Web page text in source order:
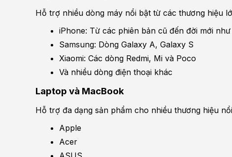
Hỗ trợ nhiều dòng máy nổi bật từ các thương hiệu
iPhone: Từ các phiên bản cũ đến đời mới như
Samsung: Dòng Galaxy A, Galaxy S
Xiaomi: Các dòng Redmi, Mi và Poco
Và nhiều dòng điện thoại khác
Laptop và MacBook
Hỗ trợ đa dạng sản phẩm cho nhiều thương hiệu
Apple
Acer